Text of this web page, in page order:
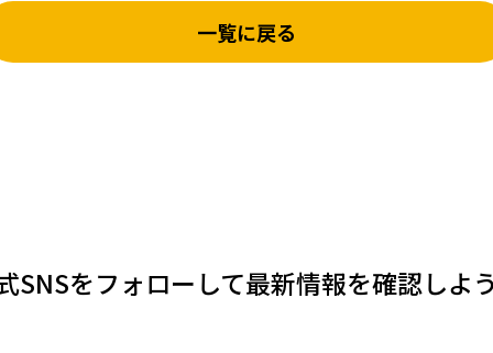
一覧に戻る
SNSをフォローして最新情報を確認しよ